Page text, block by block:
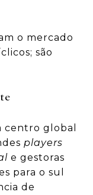
o mercado
são
centro global
players
e gestoras
para o sul
de